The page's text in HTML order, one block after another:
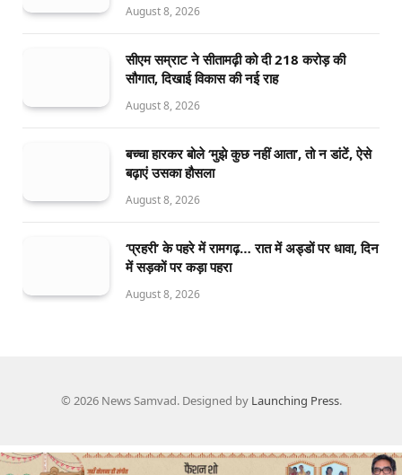
August 8, 2026
सीएम सम्राट ने सीतामढ़ी को दी 218 करोड़ की
सौगात, दिखाई विकास की नई राह
August 8, 2026
बच्चा हारकर बोले ‘मुझे कुछ नहीं आता’, तो न डांटें, ऐसे
बढ़ाएं उसका हौसला
August 8, 2026
‘प्रहरी’ के पहरे में रामगढ़… रात में अड्डों पर धावा, दिन
में सड़कों पर कड़ा पहरा
August 8, 2026
© 2026 News Samvad. Designed by Launching Press.